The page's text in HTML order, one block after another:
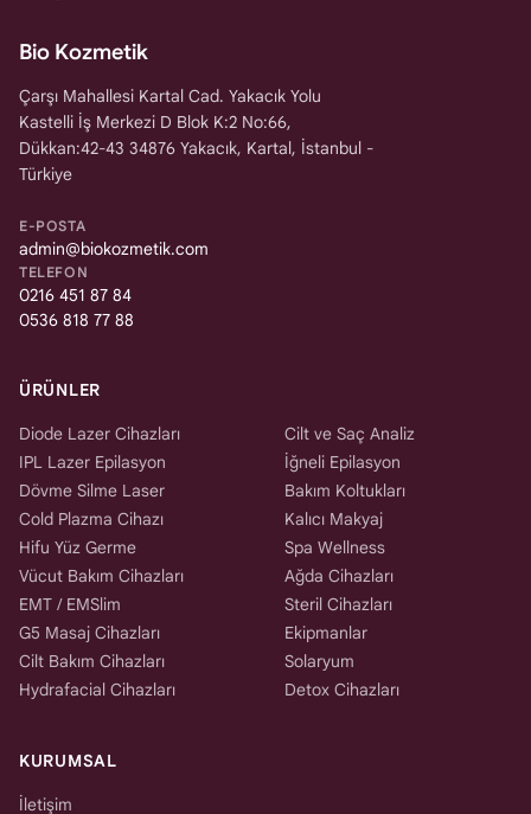
Bio Kozmetik
Çarşı Mahallesi Kartal Cad. Yakacık Yolu
Kastelli İş Merkezi D Blok K:2 No:66,
Dükkan:42-43 34876 Yakacık, Kartal, İstanbul -
Türkiye
E-POSTA
admin@biokozmetik.com
TELEFON
0216 451 87 84
0536 818 77 88
ÜRÜNLER
Diode Lazer Cihazları
IPL Lazer Epilasyon
Dövme Silme Laser
Cold Plazma Cihazı
Hifu Yüz Germe
Vücut Bakım Cihazları
EMT / EMSlim
G5 Masaj Cihazları
Cilt Bakım Cihazları
Hydrafacial Cihazları
Cilt ve Saç Analiz
İğneli Epilasyon
Bakım Koltukları
Kalıcı Makyaj
Spa Wellness
Ağda Cihazları
Steril Cihazları
Ekipmanlar
Solaryum
Detox Cihazları
KURUMSAL
İletişim